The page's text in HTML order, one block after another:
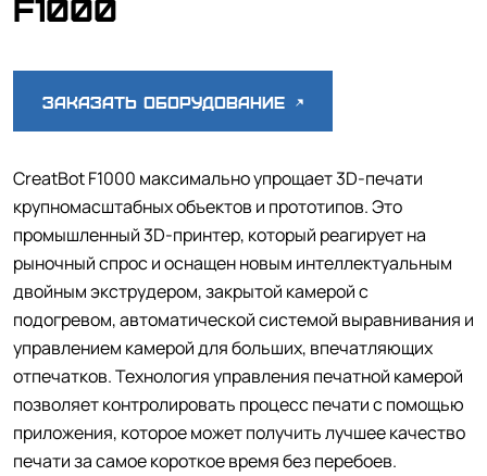
F1000
Заказать оборудование
CreatBot F1000 максимально упрощает 3D-печати
крупномасштабных объектов и прототипов. Это
промышленный 3D-принтер, который реагирует на
рыночный спрос и оснащен новым интеллектуальным
двойным экструдером, закрытой камерой с
подогревом, автоматической системой выравнивания и
управлением камерой для больших, впечатляющих
отпечатков. Технология управления печатной камерой
позволяет контролировать процесс печати с помощью
приложения, которое может получить лучшее качество
печати за самое короткое время без перебоев.